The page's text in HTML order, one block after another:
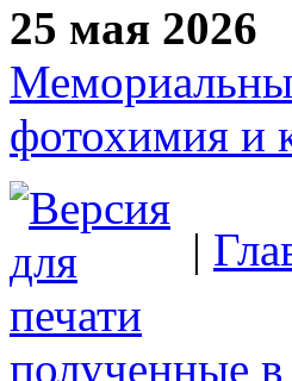
25 мая 2026
фотохимия и
|
полученные